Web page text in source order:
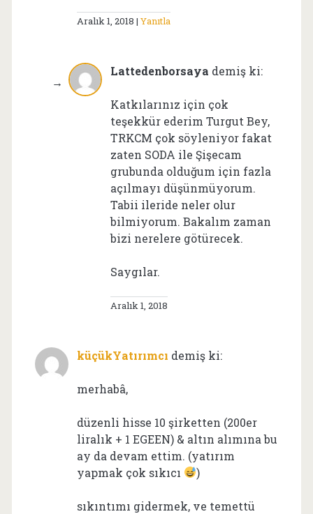
Aralık 1, 2018 Yanıtla
Lattedenborsaya demiş ki:
Katkılarınız için çok
teşekkür ederim Turgut Bey,
TRKCM çok söyleniyor fakat
zaten SODA ile Şişecam
grubunda olduğum için fazla
açılmayı düşünmüyorum.
Tabii ileride neler olur
bilmiyorum. Bakalım zaman
bizi nerelere götürecek.
Saygılar.
Aralık 1, 2018
küçükYatırımcı demiş ki:
merhabâ,
düzenli hisse 10 şirketten (200er
liralık + 1 EGEEN) & altın alımına bu
ay da devam ettim. (yatırım
yapmak çok sıkıcı
)
sıkıntımı gidermek, ve temettü